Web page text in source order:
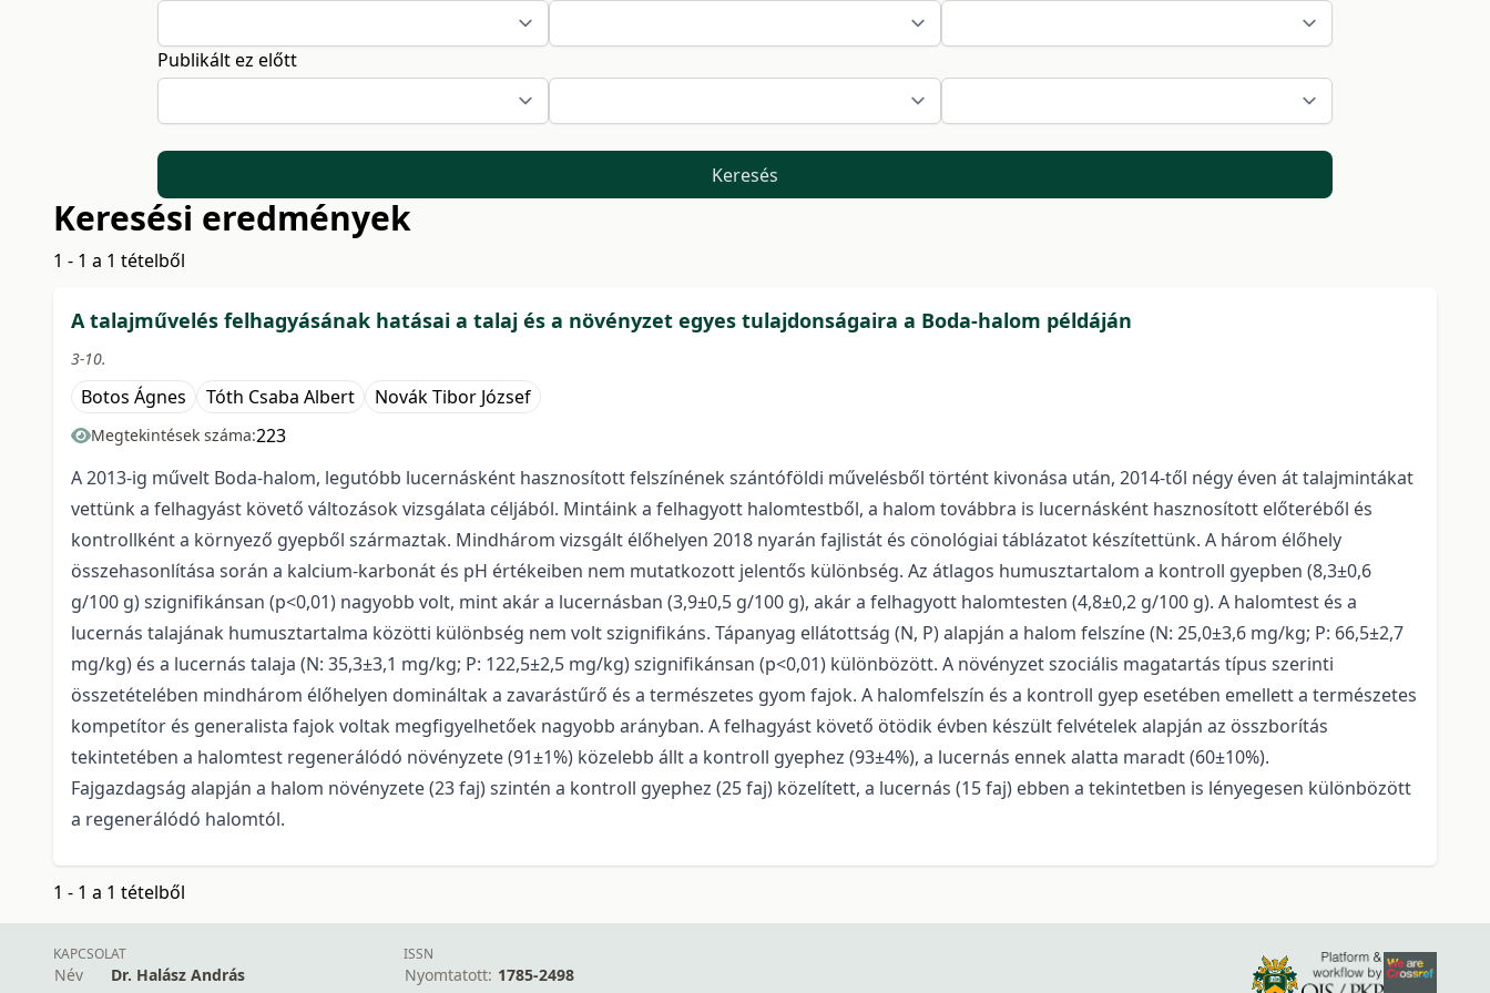
Publikált ez előtt
Keresés
Keresési eredmények
1 - 1 a 1 tételből
A talajművelés felhagyásának hatásai a talaj és a növényzet egyes tulajdonságaira a Boda-halom példáján
3-10.
Botos Ágnes Tóth Csaba Albert Novák Tibor József
Megtekintések száma:223
A 2013-ig művelt Boda-halom, legutóbb lucernásként hasznosított felszínének szántóföldi művelésből történt kivonása után, 2014-től négy éven át talajmintákat
vettünk a felhagyást követő változások vizsgálata céljából. Mintáink a felhagyott halomtestből, a halom továbbra is lucernásként hasznosított előteréből és
kontrollként a környező gyepből származtak. Mindhárom vizsgált élőhelyen 2018 nyarán fajlistát és cönológiai táblázatot készítettünk. A három élőhely
összehasonlítása során a kalcium-karbonát és pH értékeiben nem mutatkozott jelentős különbség. Az átlagos humusztartalom a kontroll gyepben (8,3±0,6
g/100 g) szignifikánsan (p<0,01) nagyobb volt, mint akár a lucernásban (3,9±0,5 g/100 g), akár a felhagyott halomtesten (4,8±0,2 g/100 g). A halomtest és a
lucernás talajának humusztartalma közötti különbség nem volt szignifikáns. Tápanyag ellátottság (N, P) alapján a halom felszíne (N: 25,0±3,6 mg/kg; P: 66,5±2,7
mg/kg) és a lucernás talaja (N: 35,3±3,1 mg/kg; P: 122,5±2,5 mg/kg) szignifikánsan (p<0,01) különbözött. A növényzet szociális magatartás típus szerinti
összetételében mindhárom élőhelyen domináltak a zavarástűrő és a természetes gyom fajok. A halomfelszín és a kontroll gyep esetében emellett a természetes
kompetítor és generalista fajok voltak megfigyelhetőek nagyobb arányban. A felhagyást követő ötödik évben készült felvételek alapján az összborítás
tekintetében a halomtest regenerálódó növényzete (91±1%) közelebb állt a kontroll gyephez (93±4%), a lucernás ennek alatta maradt (60±10%).
Fajgazdagság alapján a halom növényzete (23 faj) szintén a kontroll gyephez (25 faj) közelített, a lucernás (15 faj) ebben a tekintetben is lényegesen különbözött
a regenerálódó halomtól.
1 - 1 a 1 tételből
KAPCSOLAT
Név
Dr. Halász András
ISSN
Nyomtatott: 1785-2498